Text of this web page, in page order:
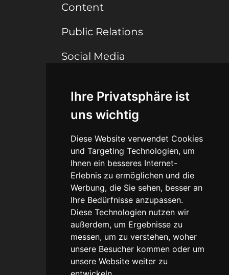
Ihre Privatsphäre ist
uns wichtig
Diese Website verwendet Cookies
und Targeting Technologien, um
Ihnen ein besseres Internet-
Erlebnis zu ermöglichen und die
Werbung, die Sie sehen, besser an
Ihre Bedürfnisse anzupassen.
Diese Technologien nutzen wir
außerdem, um Ergebnisse zu
messen, um zu verstehen, woher
unsere Besucher kommen oder um
unsere Website weiter zu
Content
Public Relations
Social Media
Connect
Portfolio
Legal
Agb
Datenschutz
Impressum